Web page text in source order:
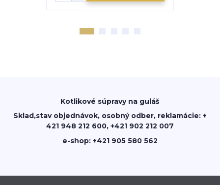
Kotlikové súpravy na guláš
Sklad,stav objednávok, osobný odber, reklamácie: +
421 948 212 600, +421 902 212 007
e-shop: +421 905 580 562